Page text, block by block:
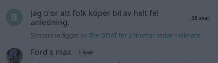
Jag tror att folk köper bil av helt fel
anledning.
30 svar
Senaste inlägget avThe-GOAT för 2 timmar sedan iAllmänt
Ford s max 1 svar